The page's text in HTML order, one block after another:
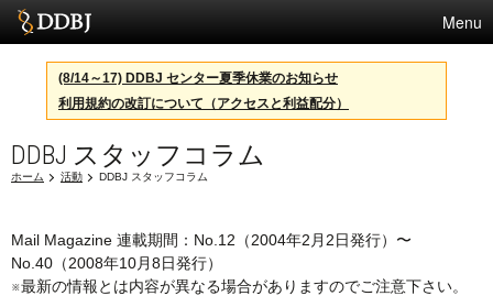
Menu
サービス
スパコン
統計
センターについて
(8/14～17) DDBJ センター夏季休業のお知らせ
利用規約の改訂について（アクセスと利益配分）
DDBJ スタッフコラム
ホーム 活動 DDBJ スタッフコラム
Mail Magazine 連載期間：No.12（2004年2月2日発行）〜
No.40（2008年10月8日発行）
※最新の情報とは内容が異なる場合がありますのでご注意下さい。